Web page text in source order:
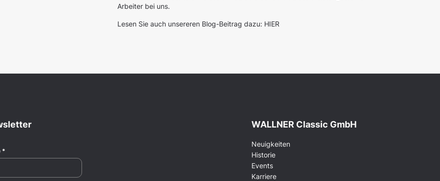
Arbeiter bei uns.
Lesen Sie auch unsereren Blog-Beitrag dazu: HIER
*
WALLNER Classic GmbH
Neuigkeiten
Historie
Events
Karriere